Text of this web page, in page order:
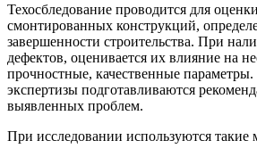
Техосбледование проводится для
смонтированных конструкций,
завершенности строительства. При
дефектов, оценивается их влияние на
прочностные, качественные параметры.
экспертизы подготавливаются
выявленных проблем.
При исследовании используются такие